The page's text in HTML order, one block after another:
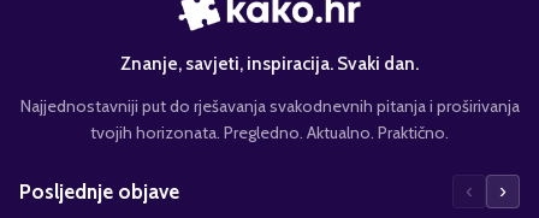
Znanje, savjeti, inspiracija. Svaki dan.
Najjednostavniji put do rješavanja svakodnevnih pitanja i proširivanja
tvojih horizonata. Pregledno. Aktualno. Praktično.
Posljednje objave ‹ ›